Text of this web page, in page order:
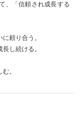
、「信頼され成長する
頼り合う。
し続ける。
。